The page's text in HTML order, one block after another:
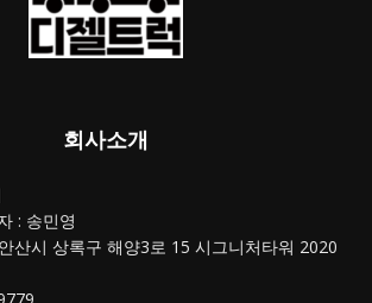
회사소개
: 송민영
산시 상록구 해양3로 15 시그니처타워 2020